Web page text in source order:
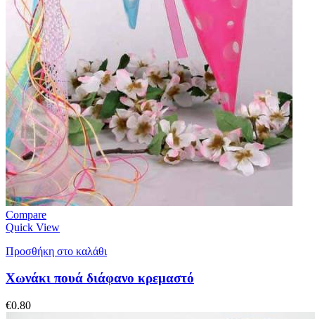
Compare
Quick View
Προσθήκη στο καλάθι
Χωνάκι πουά διάφανο κρεμαστό
€0.80